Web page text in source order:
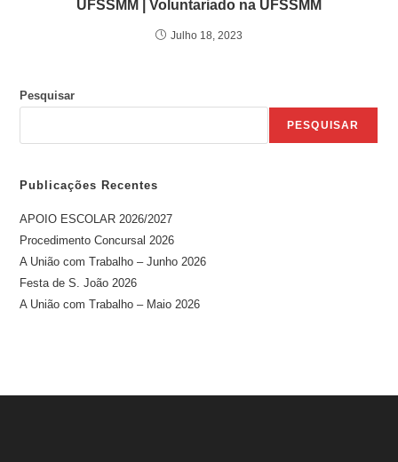
UFSSMM | Voluntariado na UFSSMM
Julho 18, 2023
Pesquisar
PESQUISAR
Publicações Recentes
APOIO ESCOLAR 2026/2027
Procedimento Concursal 2026
A União com Trabalho – Junho 2026
Festa de S. João 2026
A União com Trabalho – Maio 2026